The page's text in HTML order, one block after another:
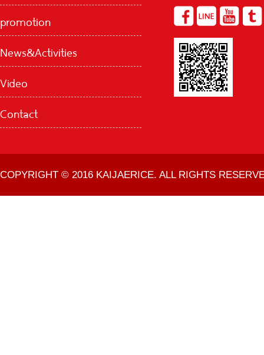
promotion
News&Activities
Video
Contact
COPYRIGHT © 2016 KAIJAERICE. ALL RIGHTS